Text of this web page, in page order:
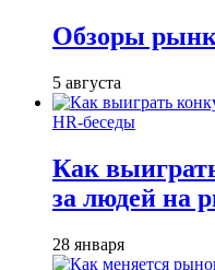
Обзоры
5 августа
HR-беседы
Как
за людей на
28 января